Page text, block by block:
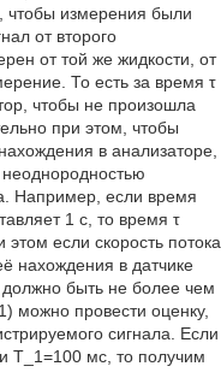
чтобы измерения были
от второго
от той же жидкости, от
То есть за время τ
чтобы не произошла
при этом, чтобы
в анализаторе,
Например, если время
1 с, то время τ
если скорость потока
нахождения в датчике
должно быть не более чем
можно провести оценку,
сигнала. Если
T_1=100 мс, то получим